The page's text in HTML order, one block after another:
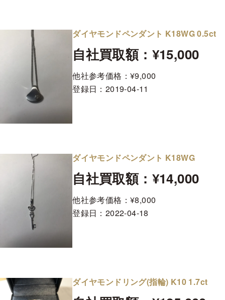
ダイヤモンドペンダント K18WG 0.5ct
自社買取額：¥15,000
他社参考価格：¥9,000
登録日： 2019-04-11
ダイヤモンドペンダント K18WG
自社買取額：¥14,000
他社参考価格：¥8,000
登録日： 2022-04-18
ダイヤモンドリング(指輪) K10 1.7ct